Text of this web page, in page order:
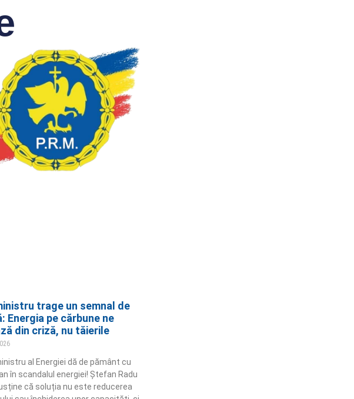
trage un semnal de
Energia pe cărbune ne
din criză, nu tăierile
al Energiei dă de pământ cu
în scandalul energiei! Ștefan Radu
că soluția nu este reducerea